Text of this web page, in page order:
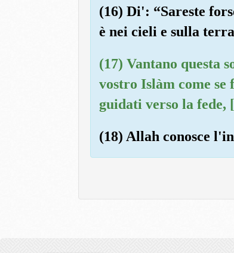
(16) Di': “Sareste
è nei cieli e sulla
(17) Vantano questa
vostro Islàm come
guidati verso la fede,
(18) Allah conosce